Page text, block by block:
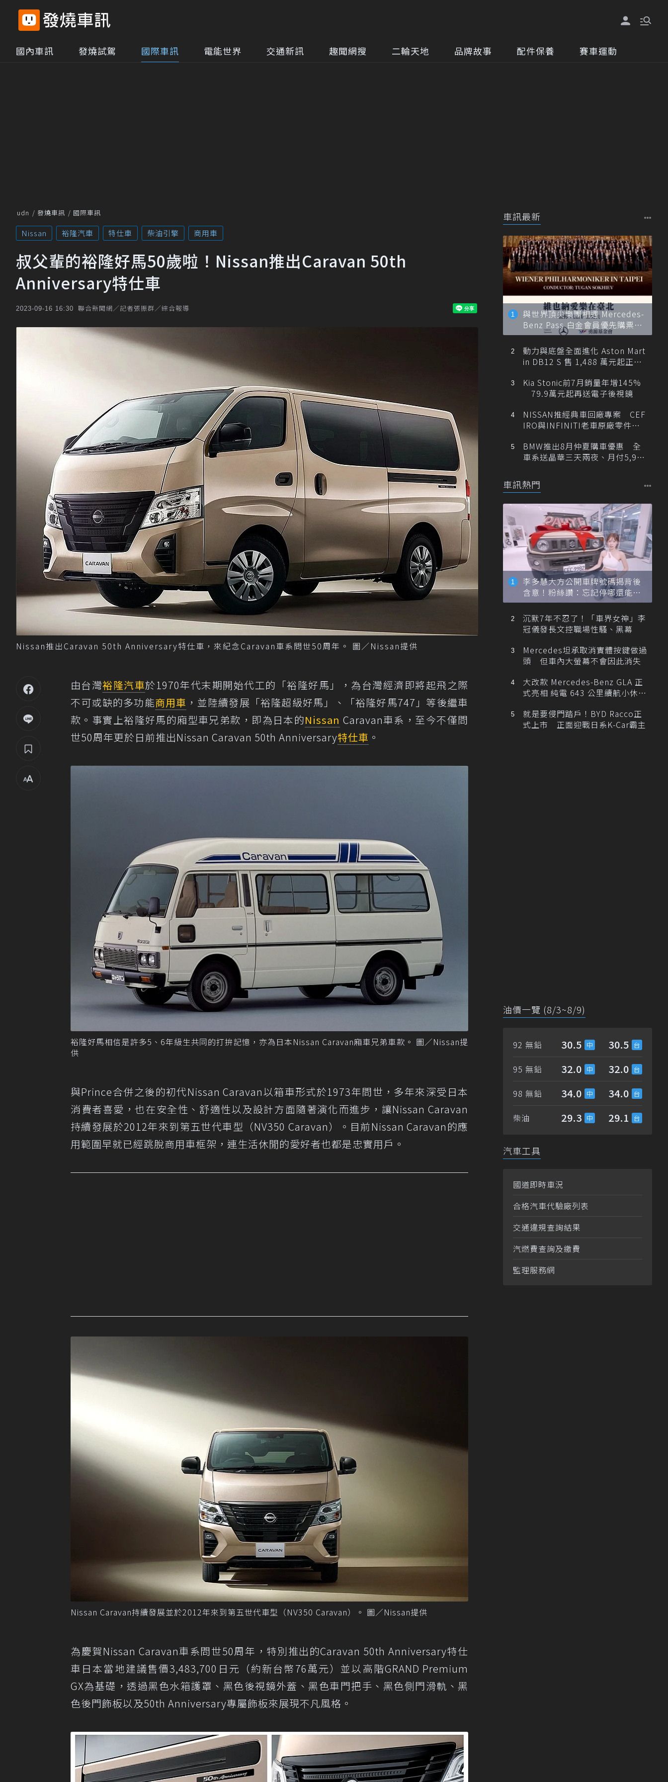
國內車訊 發燒試駕 國際車訊 電能世界 交通新訊 趣聞網搜 二輪天地 品牌故事 配件保養 賽車運動
udn 發燒車訊 國際車訊
Nissan 裕隆汽車 特仕車 柴油引擎 商用車
叔父輩的裕隆好馬50歲啦！Nissan推出Caravan 50th
Anniversary特仕車
2023-09-16 16:30 聯合新聞網／記者張振群／綜合報導
Nissan推出Caravan 50th Anniversary特仕車，來紀念Caravan車系問世50周年。 圖／Nissan提供
由台灣裕隆汽車於1970年代末期開始代工的「裕隆好馬」，為台灣經濟即將起飛之際
不可或缺的多功能商用車 ，並陸續發展「裕隆超級好馬」、「裕隆好馬747」等後繼車
款。事實上裕隆好馬的廂型車兄弟款，即為日本的Nissan Caravan車系，至今不僅問
世50周年更於日前推出Nissan Caravan 50th Anniversary特仕車 。
裕隆好馬相信是許多5、6年級生共同的打拚記憶，亦為日本Nissan Caravan廂車兄弟車款。 圖／Nissan提
供
與Prince合併之後的初代Nissan Caravan以箱車形式於1973年問世，多年來深受日本
消費者喜愛，也在安全性、舒適性以及設計方面隨著演化而進步，讓Nissan Caravan
持續發展於2012年來到第五世代車型（NV350 Caravan）。目前Nissan Caravan的應
用範圍早就已經跳脫商用車框架，連生活休閒的愛好者也都是忠實用戶。
Nissan Caravan持續發展並於2012年來到第五世代車型（NV350 Caravan）。 圖／Nissan提供
為慶賀Nissan Caravan車系問世50周年，特別推出的Caravan 50th Anniversary特仕
車日本當地建議售價3,483,700日元（約新台幣76萬元）並以高階GRAND Premium
GX為基礎，透過黑色水箱護罩、黑色後視鏡外蓋、黑色車門把手、黑色側門滑軌、黑
色後門飾板以及50th Anniversary專屬飾板來展現不凡風格。
車訊最新
與世界頂尖樂團相遇 Mercedes-
Benz Pass 白金會員優先購票維
也納愛樂
動力與底盤全面進化 Aston Mart
in DB12 S 售 1,488 萬元起正式
Kia Stonic前7月銷量年增145%
79.9萬元起再送電子後視鏡
NISSAN推經典車回廠專案 CEF
IRO與INFINITI老車原廠零件最
BMW推出8月仲夏購車優惠 全
車系送晶華三天兩夜、月付5,900
車訊熱門
李多慧大方公開車牌號碼揭背後
含意！粉絲讚：忘記停哪還能幫
忙找車
沉默7年不忍了！「車界女神」李
冠儀發長文控職場性騷、黑幕
Mercedes坦承取消實體按鍵做過
頭 但車內大螢幕不會因此消失
大改款 Mercedes-Benz GLA 正
式亮相 純電 643 公里續航小休
就是要侵門踏戶！BYD Racco正
式上市 正面迎戰日系K-Car霸主
油價一覽 (8/3~8/9)
92 無鉛 30.5 30.5
95 無鉛 32.0 32.0
98 無鉛 34.0 34.0
柴油 29.3 29.1
汽車工具
國道即時車況
合格汽車代驗廠列表
交通違規查詢結果
汽燃費查詢及繳費
監理服務網